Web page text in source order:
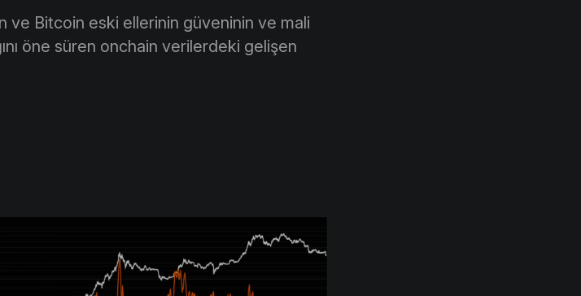
ve Bitcoin eski ellerinin güveninin ve mali
öne süren onchain verilerdeki gelişen